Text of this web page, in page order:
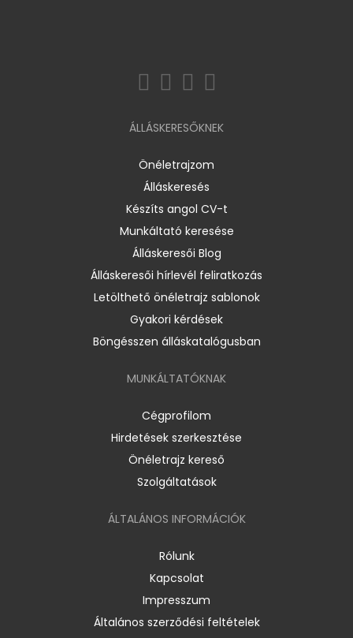
ÁLLÁSKERESŐKNEK
Önéletrajzom
Álláskeresés
Készíts angol CV-t
Munkáltató keresése
Álláskeresői Blog
Álláskeresői hírlevél feliratkozás
Letölthető önéletrajz sablonok
Gyakori kérdések
Böngésszen álláskatalógusban
MUNKÁLTATÓKNAK
Cégprofilom
Hirdetések szerkesztése
Önéletrajz kereső
Szolgáltatások
ÁLTALÁNOS INFORMÁCIÓK
Rólunk
Kapcsolat
Impresszum
Általános szerződési feltételek